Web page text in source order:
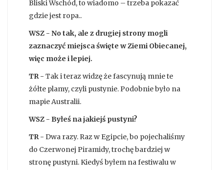
Bliski Wschód, to wiadomo – trzeba pokazać
gdzie jest ropa..
WSZ - No tak, ale z drugiej strony mogli
zaznaczyć miejsca święte w Ziemi Obiecanej,
więc może i lepiej.
TR - Tak i teraz widzę że fascynują mnie te
żółte plamy, czyli pustynie. Podobnie było na
mapie Australii.
WSZ - Byłeś na jakiejś pustyni?
TR - Dwa razy. Raz w Egipcie, bo pojechaliśmy
do Czerwonej Piramidy, trochę bardziej w
stronę pustyni. Kiedyś byłem na festiwalu w